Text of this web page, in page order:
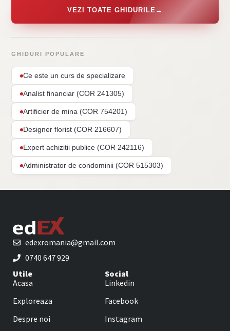
VEZI TOATE GHIDURILE →
GHIDURI POPULARE
Ce este un curs de specializare
Analist financiar (COR 241305)
Artificier de mina (COR 754201)
Designer florist (COR 216607)
Expert achizitii publice (COR 242116)
Administrator de condominii (COR 515303)
edexromania@gmail.com
0740 647 929
Utile
Acasa
Exploreaza
Despre noi
Social
Linkedin
Facebook
Instagram